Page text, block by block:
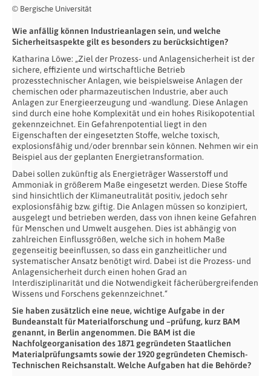
© Bergische Universität
Wie anfällig können Industrieanlagen sein, und welche
Sicherheitsaspekte giltes besonders zu berücksichtigen?
Katharina Löwe: „Ziel der Prozess- und Anlagensicherheit ist der
sichere, effiziente und wirtschaftliche Betrieb
prozesstechnischer Anlagen, wie beispielsweise Anlagen der
chemischen oder pharmazeutischen Industrie, aber auch
Anlagen zur Energieerzeugung und -wandlung. Diese Anlagen
sind durch eine hohe Komplexität und ein hohes Risikopotential
gekennzeichnet. Ein Gefahrenpotential liegt in den
Eigenschaften der eingesetzten Stoffe, welche toxisch,
explosionsfähig und/oder brennbar sein können. Nehmen wir ein
Beispiel aus der geplanten Energietransformation.
Dabei sollen zukünftig als Energieträger Wasserstoff und
Ammoniak in größerem Maße eingesetzt werden. Diese Stoffe
sind hinsichtlich der Klimaneutralität positiv, jedoch sehr
explosionsfähig bzw. giftig. Die Anlagen müssen so konzipiert,
ausgelegt und betrieben werden, dass von ihnen keine Gefahren
für Menschen und Umwelt ausgehen. Dies ist abhängig von
zahlreichen Einflussgrößen, welche sich in hohem Maße
gegenseitig beeinflussen, so dass ein ganzheitlicher und
systematischer Ansatz benötigt wird. Dabei ist die Prozess- und
Anlagensicherheit durch einen hohen Grad an
Interdisziplinarität und die Notwendigkeit fächerübergreifenden
Wissens und Forschens gekennzeichnet.“
Sie haben zusätzlich eine neue, wichtige Aufgabe in der
Bundeanstalt für Materialforschung und –prüfung, kurz BAM
genannt, in Berlin angenommen. Die BAM ist die
Nachfolgeorganisation des 1871 gegründeten Staatlichen
Materialprüfungsamts sowie der 1920 gegründeten Chemisch-
Technischen Reichsanstalt.Welche Aufgaben hat die Behörde?